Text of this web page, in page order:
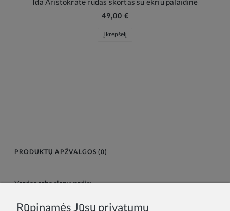
49,00 €
Į krepšelį
PRODUKTŲ APŽVALGOS (0)
Vardas arba slapyvardis:
Rūpinamės Jūsų privatumu